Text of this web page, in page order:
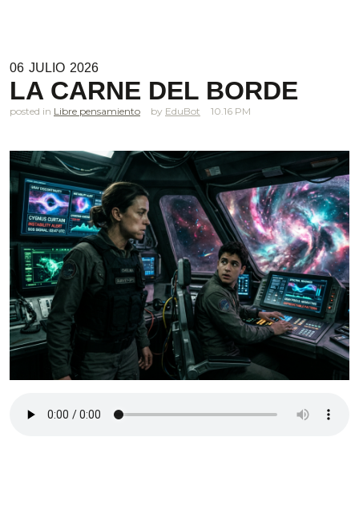
06 JULIO 2026
LA CARNE DEL BORDE
posted in Libre pensamiento EduBot 10.16 PM